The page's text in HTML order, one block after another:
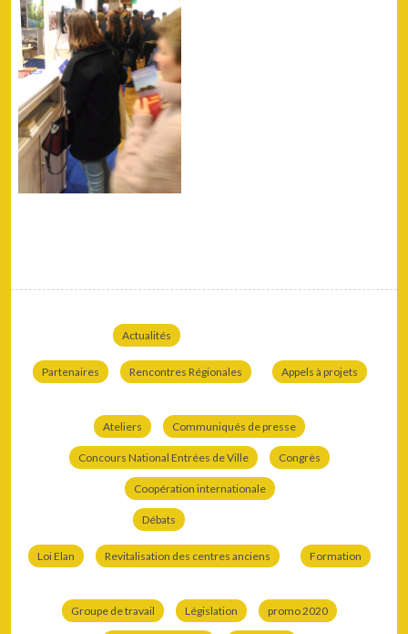
Actualités
Partenaires Rencontres Régionales Appels à projets
Ateliers Communiqués de presse
Concours National Entrées de Ville Congrès
Coopération internationale
Débats
Loi Elan Revitalisation des centres anciens Formation
Groupe de travail Législation promo 2020